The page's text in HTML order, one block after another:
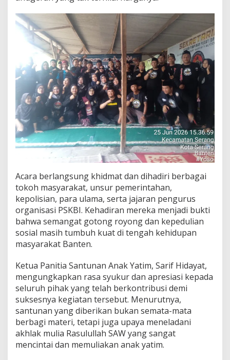
Acara berlangsung khidmat dan dihadiri berbagai
tokoh masyarakat, unsur pemerintahan,
kepolisian, para ulama, serta jajaran pengurus
organisasi PSKBI. Kehadiran mereka menjadi bukti
bahwa semangat gotong royong dan kepedulian
sosial masih tumbuh kuat di tengah kehidupan
masyarakat Banten.
Ketua Panitia Santunan Anak Yatim, Sarif Hidayat,
mengungkapkan rasa syukur dan apresiasi kepada
seluruh pihak yang telah berkontribusi demi
suksesnya kegiatan tersebut. Menurutnya,
santunan yang diberikan bukan semata-mata
berbagi materi, tetapi juga upaya meneladani
akhlak mulia Rasulullah SAW yang sangat
mencintai dan memuliakan anak yatim.